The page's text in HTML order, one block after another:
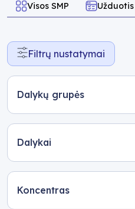
Visos SMP Užduotis
Filtrų nustatymai
Dalykų grupės
Dalykai
Koncentras